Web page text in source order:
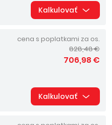
Kalkulovať
cena s poplatkami za os.
828,48 €
706,98 €
Kalkulovať